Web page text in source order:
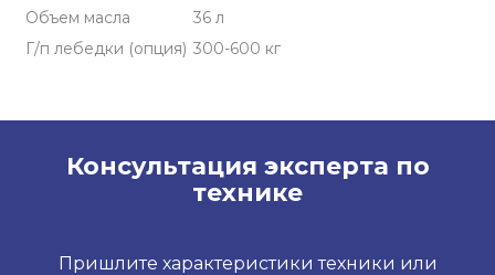
Объем масла
36 л
Г/п лебедки (опция) 300-600 кг
Консультация эксперта по
технике
Пришлите характеристики техники или